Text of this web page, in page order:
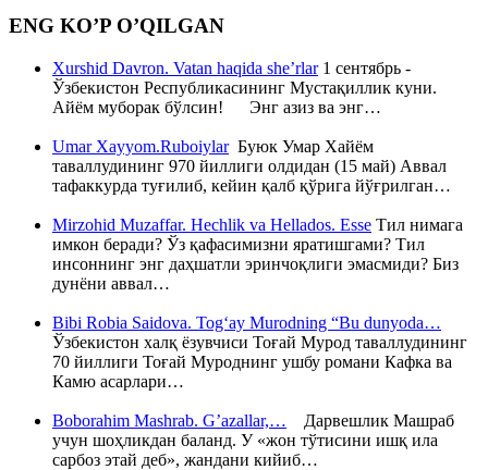
ENG KO’P O’QILGAN
Xurshid Davron. Vatan haqida she’rlar1 сентябрь -
Ўзбекистон Республикасининг Мустақиллик куни.
Айём муборак бўлсин! Энг азиз ва энг…
Umar Xayyom.RuboiylarБуюк Умар Хайём
таваллудининг 970 йиллиги олдидан (15 май) Аввал
тафаккурда туғилиб, кейин қалб қўрига йўғрилган…
Mirzohid Muzaffar. Hechlik va Hellados. Esse Тил нимага
имкон беради? Ўз қафасимизни яратишгами? Тил
инсоннинг энг даҳшатли эринчоқлиги эмасмиди? Биз
дунёни аввал…
Bibi Robia Saidova. Tog‘ay Murodning “Bu dunyoda…
Ўзбекистон халқ ёзувчиси Тоғай Мурод таваллудининг
70 йиллиги Тоғай Муроднинг ушбу романи Кафка ва
Камю асарлари…
Boborahim Mashrab. G’azallar,… Дарвешлик Машраб
учун шоҳликдан баланд. У «жон тўтисини ишқ ила
сарбоз этай деб», жандани кийиб…